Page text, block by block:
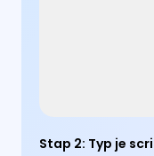
Stap 2: Typ je